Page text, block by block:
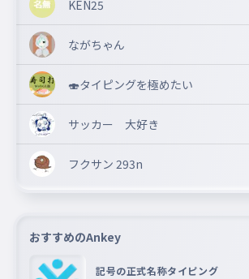
KEN25
ながちゃん
🍣タイピングを極めたい
サッカー 大好き
フクサン 293n
おすすめのAnkey
記号の正式名称タイピング